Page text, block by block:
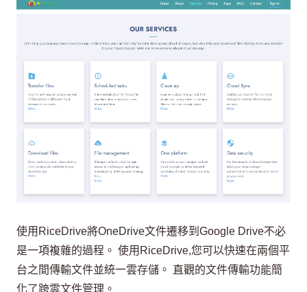
使用RiceDrive將OneDrive文件遷移到Google Drive不必
是一項複雜的過程。 使用RiceDrive,您可以快速在兩個平
台之間傳輸文件並統一雲存儲。 直觀的文件傳輸功能簡
化了跨雲文件管理。